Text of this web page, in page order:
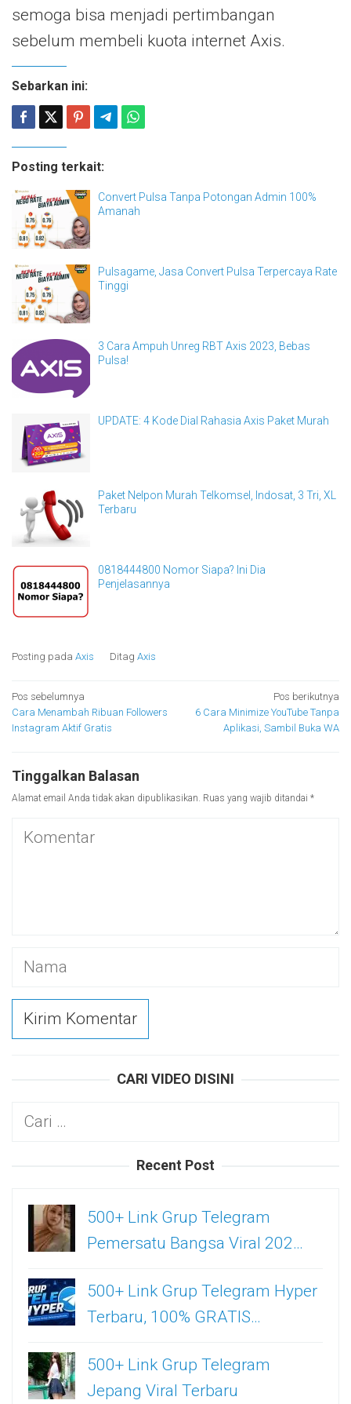
semoga bisa menjadi pertimbangan
sebelum membeli kuota internet Axis.
Sebarkan ini:
Posting terkait:
Convert Pulsa Tanpa Potongan Admin 100%
Amanah
Pulsagame, Jasa Convert Pulsa Terpercaya Rate
Tinggi
3 Cara Ampuh Unreg RBT Axis 2023, Bebas
Pulsa!
UPDATE: 4 Kode Dial Rahasia Axis Paket Murah
Paket Nelpon Murah Telkomsel, Indosat, 3 Tri, XL
Terbaru
0818444800 Nomor Siapa? Ini Dia
Penjelasannya
Posting pada Axis Ditag Axis
Navigasi
pos
Pos sebelumnya
Cara Menambah Ribuan Followers
Instagram Aktif Gratis
Pos berikutnya
6 Cara Minimize YouTube Tanpa
Aplikasi, Sambil Buka WA
Tinggalkan Balasan
Alamat email Anda tidak akan dipublikasikan. Ruas yang wajib ditandai *
CARI VIDEO DISINI
Cari
Recent Post
500+ Link Grup Telegram
Pemersatu Bangsa Viral 202…
500+ Link Grup Telegram Hyper
Terbaru, 100% GRATIS…
500+ Link Grup Telegram
Jepang Viral Terbaru